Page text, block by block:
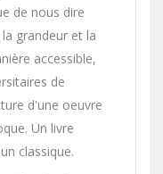
de nous dire
grandeur et la
accessible,
de
d'une oeuvre
Un livre
classique.